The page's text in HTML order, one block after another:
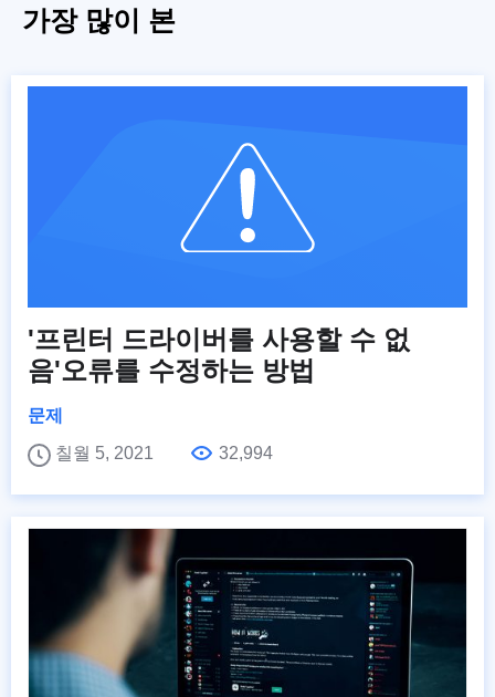
가장 많이 본
'프린터 드라이버를 사용할 수 없
음'오류를 수정하는 방법
문제
칠월 5, 2021
32,994